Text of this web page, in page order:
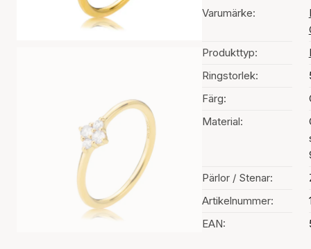
Varumärke:
Produkttyp:
Ringstorlek:
Färg:
Material:
Pärlor / Stenar:
Artikelnummer:
EAN: